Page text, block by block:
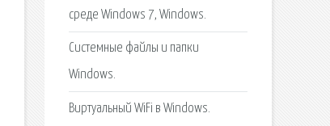
среде Windows 7, Windows.
Системные файлы и папки
Windows.
Виртуальный WiFi в Windows.